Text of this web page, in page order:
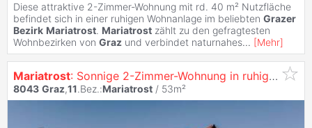
Diese attraktive 2-Zimmer-Wohnung mit rd. 40 m² Nutzfläche
befindet sich in einer ruhigen Wohnanlage im beliebten Grazer
Bezirk Mariatrost. Mariatrost zählt zu den gefragtesten
Wohnbezirken von Graz und verbindet naturnahes... [Mehr]
Mariatrost: Sonnige 2-Zimmer-Wohnung in ruhiger Lage mit Sanierungspotenzial
8043 Graz,11.Bez.:Mariatrost / 53m²